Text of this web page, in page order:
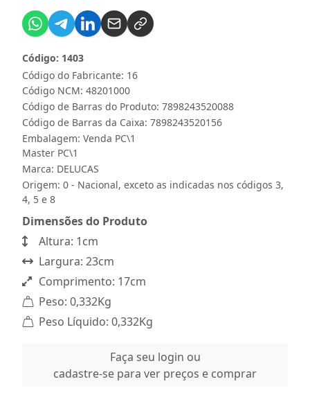
Código do Fabricante: 16
Código: 1403
Código NCM: 48201000
Código de Barras do Produto: 7898243520088
Código de Barras da Caixa: 7898243520156
Embalagem: Venda PC\1
Master PC\1
Marca: DELUCAS
Origem: 0 - Nacional, exceto as indicadas nos códigos 3,
4, 5 e 8
Dimensões do Produto
Altura: 1cm
Largura: 23cm
Comprimento: 17cm
Peso: 0,332Kg
Peso Líquido: 0,332Kg
Faça seu login ou
cadastre-se para ver preços e comprar